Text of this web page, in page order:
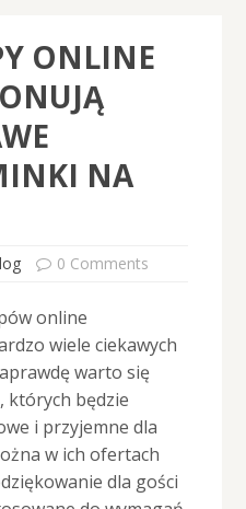
ONLINE
NA
0 Comments
online
wiele ciekawych
warto się
których będzie
i przyjemne dla
w ich ofertach
dla gości